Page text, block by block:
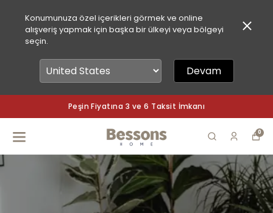
Konumunuza özel içerikleri görmek ve online
alışveriş yapmak için başka bir ülkeyi veya bölgeyi
seçin.
Devam
Peşin Fiyatına 3 ve 6 Taksit İmkanı
0